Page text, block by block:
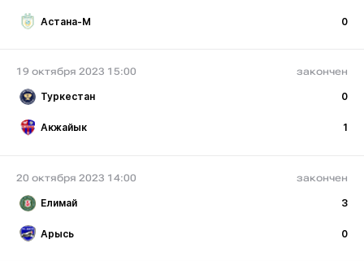
Астана-М 0
19 октября 2023 15:00 закончен
Туркестан 0
Акжайык 1
20 октября 2023 14:00 закончен
Елимай 3
Арысь 0